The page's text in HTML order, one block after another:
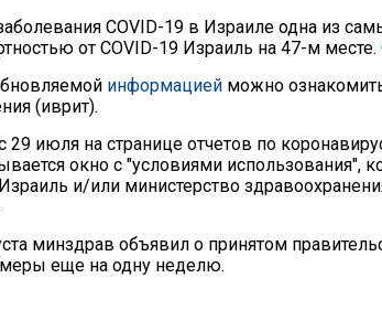
COVID-19 в Израиле одна из
от COVID-19 Израиль на 47-м месте.
информацией можно
(иврит).
29 июля на странице отчетов по
окно с "условиями использования",
и/или министерство
минздрав объявил о принятом
еще на одну неделю.